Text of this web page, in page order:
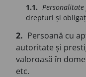
1.1.
drepturi și
2. Persoană cu
autoritate și
valoroasă în
etc.